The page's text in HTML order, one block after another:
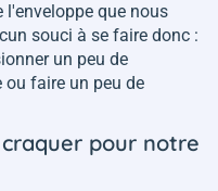
l'enveloppe que nous
souci à se faire donc :
un peu de
ou faire un peu de
pour notre